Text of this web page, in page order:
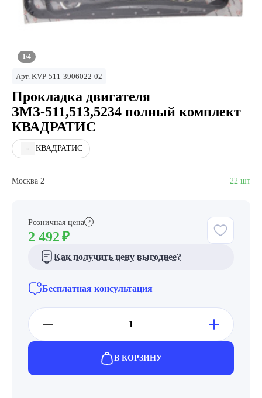
Розничная цена ?
2 492 ₽
Как получить цену выгоднее?
Бесплатная консультация
В КОРЗИНУ
1/4
Арт. KVP-511-3906022-02
Прокладка двигателя
ЗМЗ-511,513,5234 полный комплект
КВАДРАТИС
КВАДРАТИС
Москва 2 22 шт